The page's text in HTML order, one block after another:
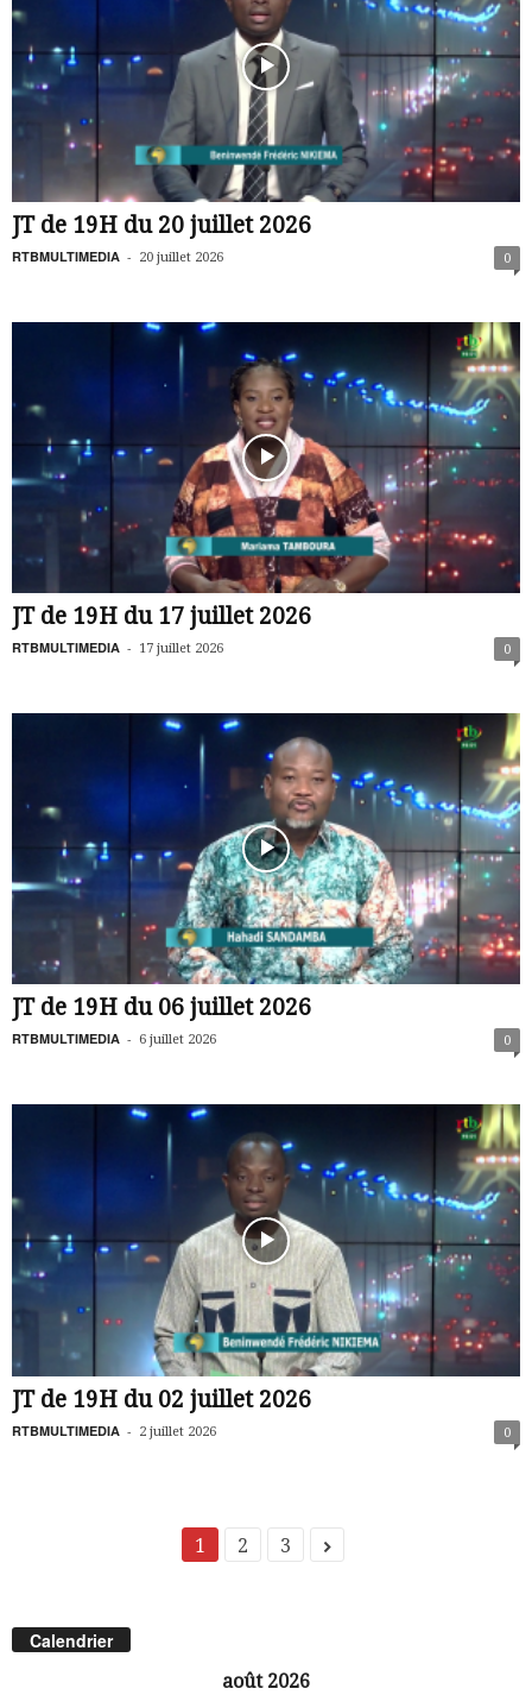
JT de 19H du 20 juillet 2026
RTBMULTIMEDIA - 20 juillet 2026 0
JT de 19H du 17 juillet 2026
RTBMULTIMEDIA - 17 juillet 2026 0
JT de 19H du 06 juillet 2026
RTBMULTIMEDIA - 6 juillet 2026 0
JT de 19H du 02 juillet 2026
RTBMULTIMEDIA - 2 juillet 2026 0
1 2 3
Calendrier
août 2026